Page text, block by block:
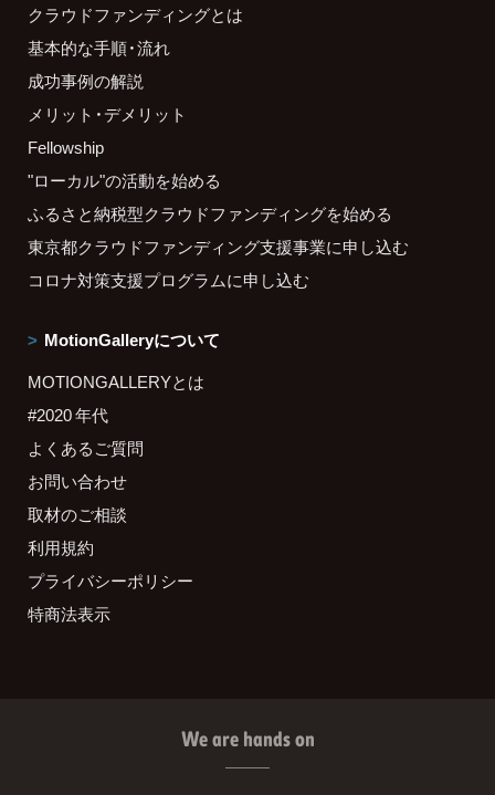
クラウドファンディングとは
基本的な手順・流れ
成功事例の解説
メリット・デメリット
Fellowship
"ローカル"の活動を始める
ふるさと納税型クラウドファンディングを始める
東京都クラウドファンディング支援事業に申し込む
コロナ対策支援プログラムに申し込む
MotionGalleryについて
MOTIONGALLERYとは
#2020 年代
よくあるご質問
お問い合わせ
取材のご相談
利用規約
プライバシーポリシー
特商法表示
We are hands on